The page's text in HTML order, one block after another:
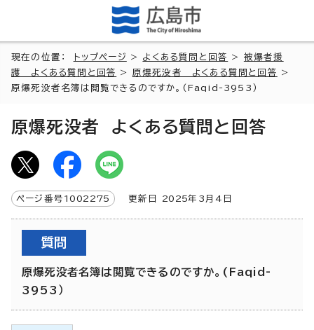
現在の位置： トップページ > よくある質問と回答 > 被爆者援
護 よくある質問と回答
> 原爆死没者 よくある質問と回答
>
原爆死没者名簿は閲覧できるのですか。(Faqid-3953）
原爆死没者 よくある質問と回答
ページ番号 1002275 更新日 2025年3月4日
質問
原爆死没者名簿は閲覧できるのですか。(Faqid-
3953）